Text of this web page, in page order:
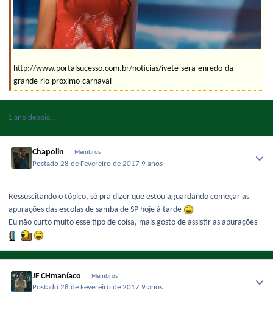
http://www.portalsucesso.com.br/noticias/ivete-sera-enredo-da-
grande-rio-proximo-carnaval
1 ano depois...
Chapolin Membros
Postado28 de Fevereiro de 2017 9 anos
Ressuscitando o tópico, só pra dizer que estou aguardando começar as
apurações das escolas de samba de SP hoje à tarde
Eu não curto muito esse tipo de coisa, mais gosto de assistir as apurações
JF CHmaníaco Membros
Postado28 de Fevereiro de 2017 9 anos